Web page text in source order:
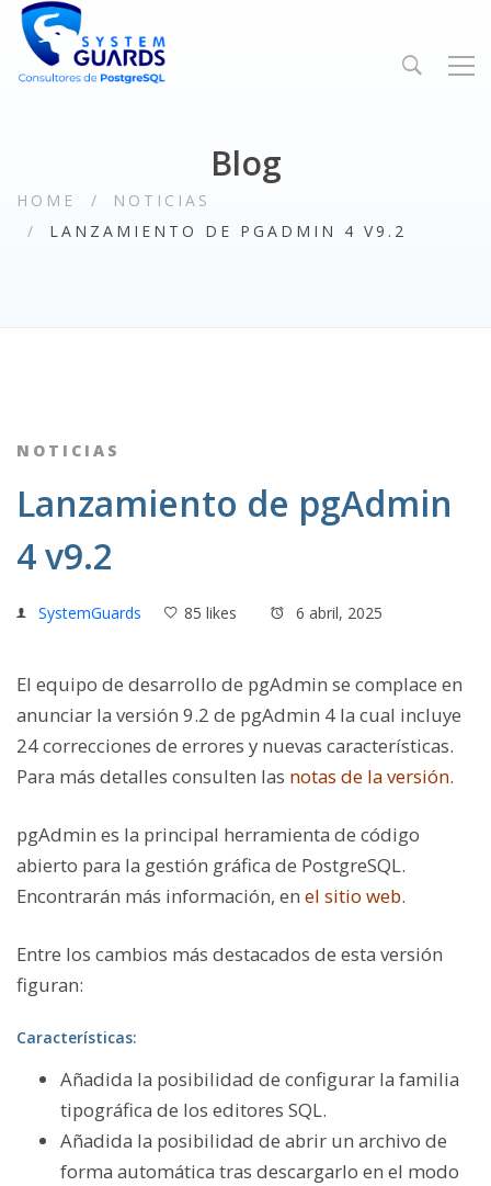
Blog
HOME
NOTICIAS
LANZAMIENTO DE PGADMIN 4 V9.2
NOTICIAS
Lanzamiento de pgAdmin
4 v9.2
SystemGuards 85 likes 6 abril, 2025
El equipo de desarrollo de pgAdmin se complace en
anunciar la versión 9.2 de pgAdmin 4 la cual incluye
24 correcciones de errores y nuevas características.
Para más detalles consulten las notas de la versión.
pgAdmin es la principal herramienta de código
abierto para la gestión gráfica de PostgreSQL.
Encontrarán más información, en el sitio web.
Entre los cambios más destacados de esta versión
figuran:
Características:
Añadida la posibilidad de configurar la familia
tipográfica de los editores SQL.
Añadida la posibilidad de abrir un archivo de
forma automática tras descargarlo en el modo